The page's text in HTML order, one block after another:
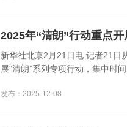
2025年“清朗”行动重点
新华社北京2月21日电 记者21日
展“清朗”系列专项行动，集中时间
发布：2025-12-08